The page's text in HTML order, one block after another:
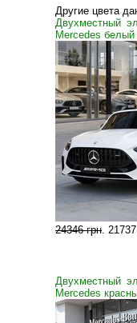
Другие цвета
Двухместный
Mercedes
24346 грн.
Двухместный
Mercedes